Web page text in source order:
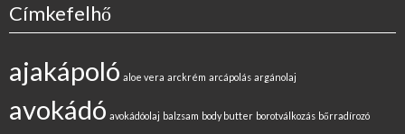
Címkefelhő
ajakápoló aloe vera arckrém arcápolás argánolaj
avokádó avokádóolaj balzsam body butter borotválkozás bőrradírozó